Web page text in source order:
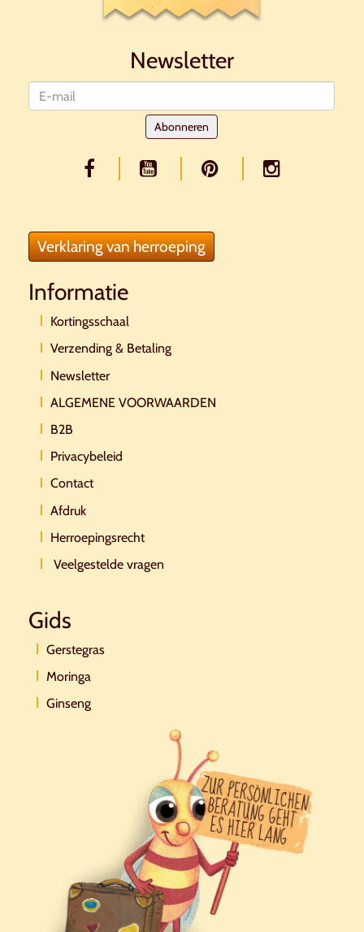
Newsletter
Abonneren
Verklaring van herroeping
Informatie
Kortingsschaal
Verzending & Betaling
Newsletter
ALGEMENE VOORWAARDEN
B2B
Privacybeleid
Contact
Afdruk
Herroepingsrecht
Veelgestelde vragen
Gids
Gerstegras
Moringa
Ginseng